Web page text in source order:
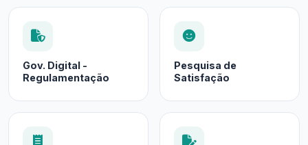
Gov. Digital -
Regulamentação
Pesquisa de
Satisfação